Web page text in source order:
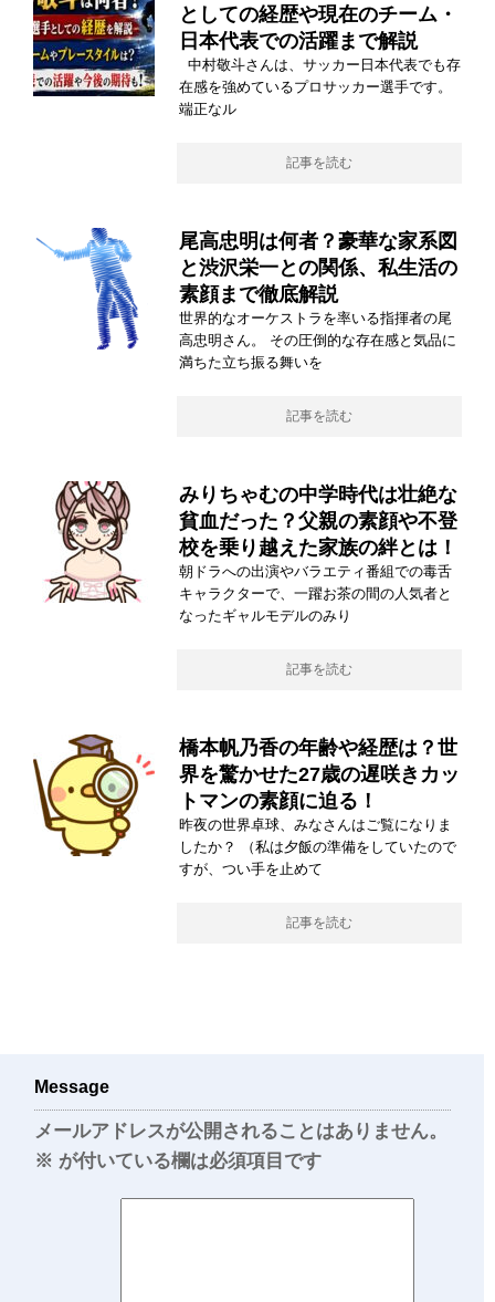
としての経歴や現在のチーム・
日本代表での活躍まで解説
中村敬斗さんは、サッカー日本代表でも存
在感を強めているプロサッカー選手です。
端正なル
記事を読む
尾高忠明は何者？豪華な家系図
と渋沢栄一との関係、私生活の
素顔まで徹底解説
世界的なオーケストラを率いる指揮者の尾
高忠明さん。 その圧倒的な存在感と気品に
満ちた立ち振る舞いを
記事を読む
みりちゃむの中学時代は壮絶な
貧血だった？父親の素顔や不登
校を乗り越えた家族の絆とは！
朝ドラへの出演やバラエティ番組での毒舌
キャラクターで、一躍お茶の間の人気者と
なったギャルモデルのみり
記事を読む
橋本帆乃香の年齢や経歴は？世
界を驚かせた27歳の遅咲きカッ
トマンの素顔に迫る！
昨夜の世界卓球、みなさんはご覧になりま
したか？ （私は夕飯の準備をしていたので
すが、つい手を止めて
記事を読む
Message
メールアドレスが公開されることはありません。
※ が付いている欄は必須項目です